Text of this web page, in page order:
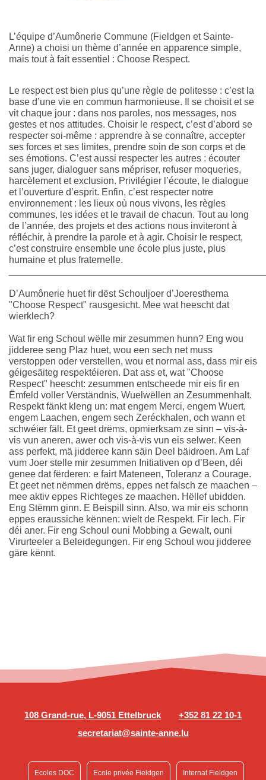
L’équipe d’Aumônerie Commune (Fieldgen et Sainte-
Anne) a choisi un thème d’année en apparence simple,
mais tout à fait essentiel : Choose Respect.
Le respect est bien plus qu’une règle de politesse : c’est la
base d’une vie en commun harmonieuse. Il se choisit et se
vit chaque jour : dans nos paroles, nos messages, nos
gestes et nos attitudes. Choisir le respect, c’est d’abord se
respecter soi-même : apprendre à se connaître, accepter
ses forces et ses limites, prendre soin de son corps et de
ses émotions. C’est aussi respecter les autres : écouter
sans juger, dialoguer sans mépriser, refuser moqueries,
harcèlement et exclusion. Privilégier l’écoute, le dialogue
et l’ouverture d’esprit. Enfin, c’est respecter notre
environnement : les lieux où nous vivons, les règles
communes, les idées et le travail de chacun. Tout au long
de l’année, des projets et des actions nous inviteront à
réfléchir, à prendre la parole et à agir. Choisir le respect,
c’est construire ensemble une école plus juste, plus
humaine et plus fraternelle.
D’Aumônerie huet fir dëst Schouljoer d’Joeresthema
"Choose Respect" rausgesicht. Mee wat heescht dat
wierklech?
Wat fir eng Schoul wëlle mir zesummen hunn? Eng wou
jidderee seng Plaz huet, wou een sech net muss
verstoppen oder verstellen, wou et normal ass, dass mir eis
géigesäiteg respektéieren. Dat ass et, wat "Choose
Respect" heescht: zesummen entscheede mir eis fir en
Ëmfeld voller Verständnis, Wuelwëllen an Zesummenhalt.
Respekt fänkt kleng un: mat engem Merci, engem Wuert,
engem Laachen, engem sech Zeréckhalen, och wann et
schwéier fält. Et geet drëms, opmierksam ze sinn – vis-à-
vis vun aneren, awer och vis-à-vis vun eis selwer. Keen
ass perfekt, mä jidderee kann säin Deel bäidroen. Am Laf
vum Joer stelle mir zesummen Initiativen op d’Been, déi
genee dat fërderen: e fairt Mateneen, Toleranz a Courage.
Et geet net nëmmen drëms, eppes net falsch ze maachen –
mee aktiv eppes Richteges ze maachen. Hëllef ubidden.
Eng Stëmm ginn. E Beispill sinn. Also, wa mir eis schonn
eppes eraussiche kënnen: wielt de Respekt. Fir Iech. Fir
déi aner. Fir eng Schoul ouni Mobbing a Gewalt, ouni
Virurteeler a Beleidegungen. Fir eng Schoul wou jidderee
gäre kënnt.
108 Grand-rue, L-9051 Ettelbruck
+352 81 22 10-1
secretariat@sainte-anne.lu
Ecoles DOC Ecole privée Fieldgen Internat Fieldgen